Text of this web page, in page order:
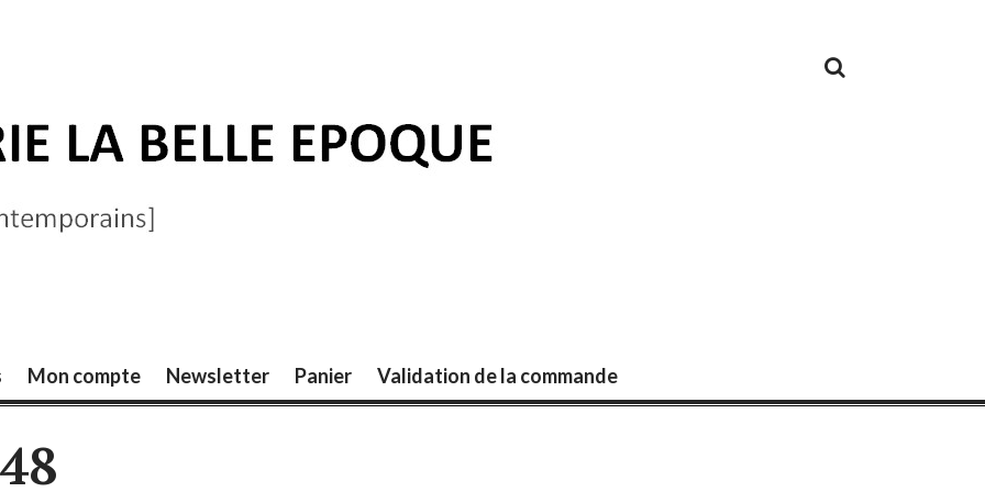
Mon compte Newsletter Panier Validation de la commande